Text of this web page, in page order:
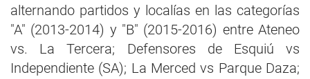
alternando partidos y localías en las categorías
"A" (2013-2014) y "B" (2015-2016) entre Ateneo
vs. La Tercera; Defensores de Esquiú vs
Independiente (SA); La Merced vs Parque Daza;